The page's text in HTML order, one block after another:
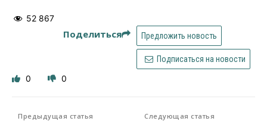
52 867
Поделиться Предложить новость
Подписаться на новости
0 0
Предыдущая статья Следующая статья